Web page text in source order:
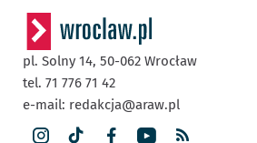
pl. Solny 14, 50-062 Wrocław
tel. 71 776 71 42
e-mail: redakcja@araw.pl